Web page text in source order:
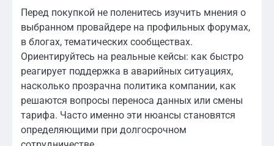
Перед покупкой не поленитесь изучить мнения о
выбранном провайдере на профильных форумах,
в блогах, тематических сообществах.
Ориентируйтесь на реальные кейсы: как быстро
реагирует поддержка в аварийных ситуациях,
насколько прозрачна политика компании, как
решаются вопросы переноса данных или смены
тарифа. Часто именно эти нюансы становятся
определяющими при долгосрочном